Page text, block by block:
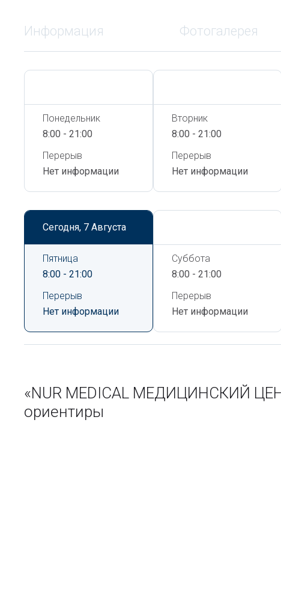
Информация Фотогалерея
Понедельник
8:00 - 21:00
Перерыв
Нет информации
Вторник
8:00 - 21:00
Перерыв
Нет информации
Сегодня, 7 Августа
Пятница
8:00 - 21:00
Перерыв
Нет информации
Суббота
8:00 - 21:00
Перерыв
Нет информации
«NUR MEDICAL МЕДИЦИНСКИЙ
ориентиры